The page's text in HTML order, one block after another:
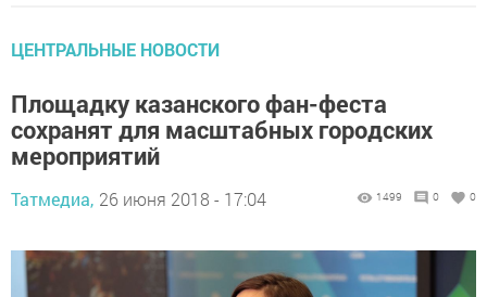
ЦЕНТРАЛЬНЫЕ НОВОСТИ
Площадку казанского фан-феста
сохранят для масштабных городских
мероприятий
Татмедиа, 26 июня 2018 - 17:04 1499 0 0